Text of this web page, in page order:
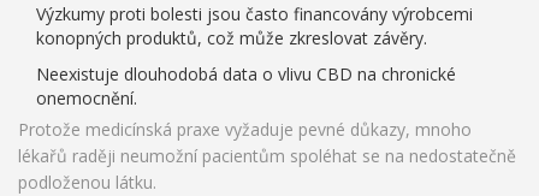
Výzkumy proti bolesti jsou často financovány výrobcemi
konopných produktů, což může zkreslovat závěry.
Neexistuje dlouhodobá data o vlivu CBD na chronické
onemocnění.
Protože medicínská praxe vyžaduje pevné důkazy, mnoho
lékařů raději neumožní pacientům spoléhat se na nedostatečně
podloženou látku.